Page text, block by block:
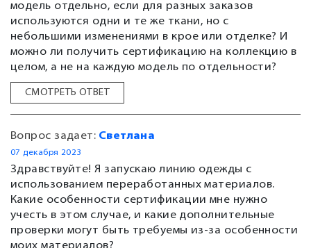
модель отдельно, если для разных заказов
используются одни и те же ткани, но с
небольшими изменениями в крое или отделке? И
можно ли получить сертификацию на коллекцию в
целом, а не на каждую модель по отдельности?
СМОТРЕТЬ ОТВЕТ
Вопрос задает: Светлана
07 декабря 2023
Здравствуйте! Я запускаю линию одежды с
использованием переработанных материалов.
Какие особенности сертификации мне нужно
учесть в этом случае, и какие дополнительные
проверки могут быть требуемы из-за особенности